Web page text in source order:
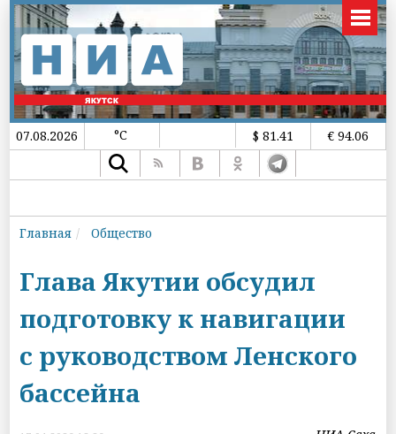
07.08.2026 °C $ 81.41 € 94.06
Главная Общество
Глава Якутии обсудил
подготовку к навигации
с руководством Ленского
бассейна